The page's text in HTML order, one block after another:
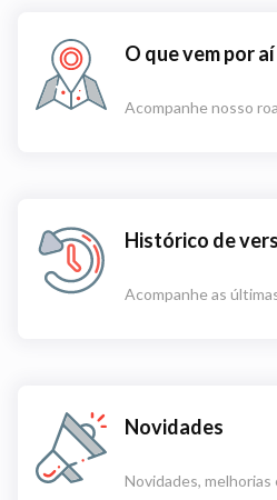
O que vem por aí
Acompanhe nosso
Histórico de
Acompanhe as
Novidades
Novidades, melhorias